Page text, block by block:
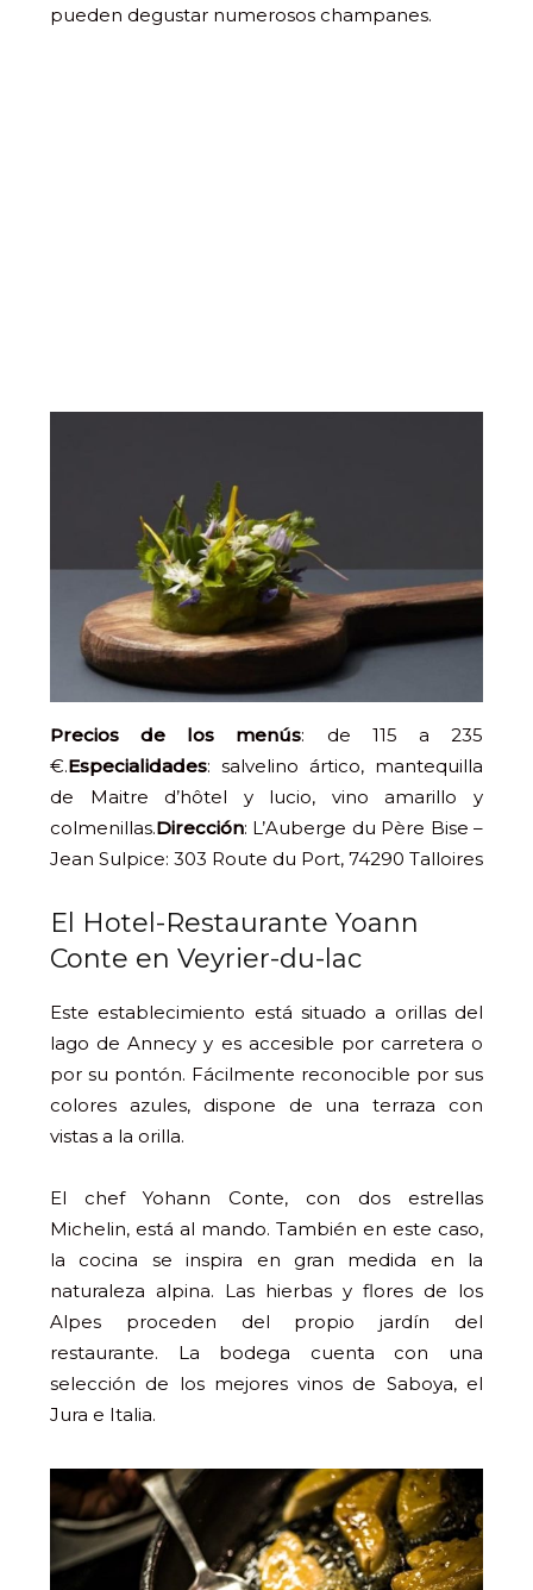
pueden degustar numerosos champanes.
Precios de los menús: de 115 a 235
€.Especialidades: salvelino ártico, mantequilla
de Maitre d’hôtel y lucio, vino amarillo y
colmenillas.Dirección: L’Auberge du Père Bise –
Jean Sulpice: 303 Route du Port, 74290 Talloires
El Hotel-Restaurante Yoann
Conte en Veyrier-du-lac
Este establecimiento está situado a orillas del
lago de Annecy y es accesible por carretera o
por su pontón. Fácilmente reconocible por sus
colores azules, dispone de una terraza con
vistas a la orilla.
El chef Yohann Conte, con dos estrellas
Michelin, está al mando. También en este caso,
la cocina se inspira en gran medida en la
naturaleza alpina. Las hierbas y flores de los
Alpes proceden del propio jardín del
restaurante. La bodega cuenta con una
selección de los mejores vinos de Saboya, el
Jura e Italia.